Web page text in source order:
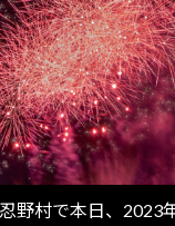
野村で本日、2023